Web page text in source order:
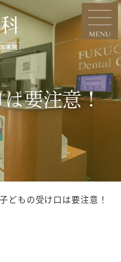
要注意！
子どもの受け口は要注意！